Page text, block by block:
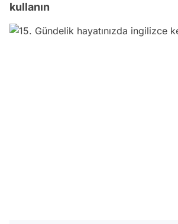
kullanın